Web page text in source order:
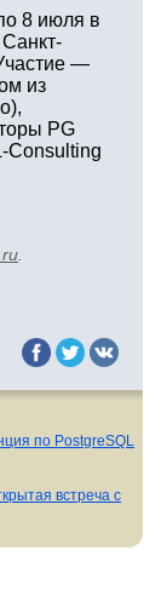
8 июля в
—
из
PG
Consulting
по PostgreSQL
встреча с